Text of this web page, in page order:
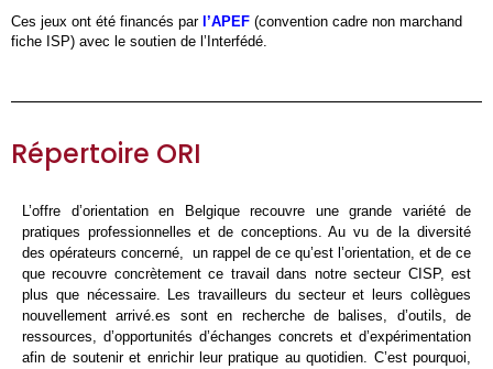
Ces jeux ont été financés par l’APEF (convention cadre non marchand
fiche ISP) avec le soutien de l’Interfédé.
Répertoire ORI
L’offre d’orientation en Belgique recouvre une grande variété de
pratiques professionnelles et de conceptions. Au vu de la diversité
des opérateurs concerné, un rappel de ce qu’est l’orientation, et de ce
que recouvre concrètement ce travail dans notre secteur CISP, est
plus que nécessaire. Les travailleurs du secteur et leurs collègues
nouvellement arrivé.es sont en recherche de balises, d’outils, de
ressources, d’opportunités d’échanges concrets et d’expérimentation
afin de soutenir et enrichir leur pratique au quotidien. C’est pourquoi,